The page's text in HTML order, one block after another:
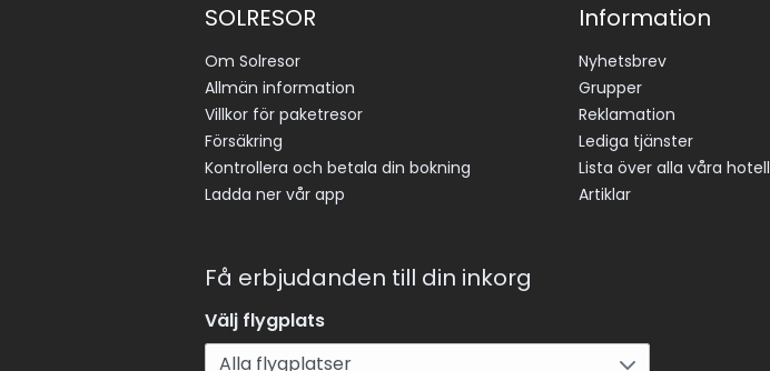
SOLRESOR
Om Solresor
Allmän information
Villkor för paketresor
Försäkring
Kontrollera och betala din bokning
Ladda ner vår app
Information
Nyhetsbrev
Grupper
Reklamation
Lediga tjänster
Lista över alla våra hotell
Artiklar
Få erbjudanden till din inkorg
Välj flygplats